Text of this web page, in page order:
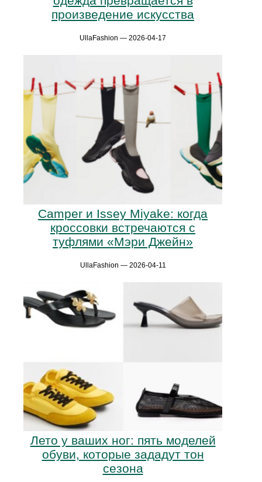
произведение искусства
UllaFashion — 2026-04-17
Camper и Issey Miyake: когда
кроссовки встречаются с
туфлями «Мэри Джейн»
UllaFashion — 2026-04-11
Лето у ваших ног: пять моделей
обуви, которые зададут тон
сезона